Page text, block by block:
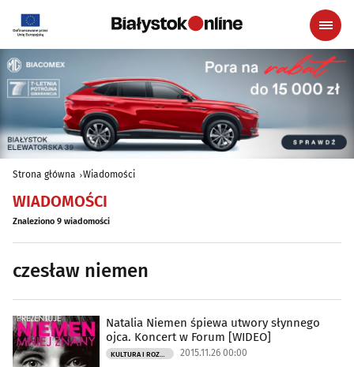
Strona główna Wiadomości
WIADOMOŚCI
Znaleziono 9 wiadomości
czesław niemen
Natalia Niemen śpiewa utwory słynnego
ojca. Koncert w Forum [WIDEO]
2015.11.26 00:00